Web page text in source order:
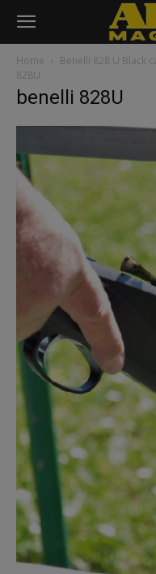
Home Benelli 828 U Black
828U
benelli 828U